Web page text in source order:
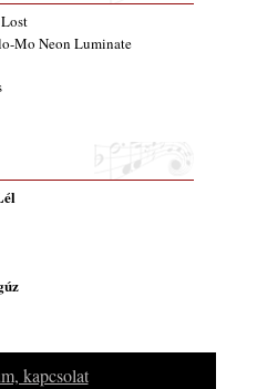
Mo Neon Luminate
kapcsolat